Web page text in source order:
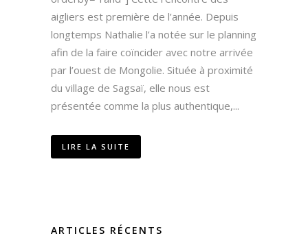
aigliers est première de l’année. Depuis
longtemps Nathalie l’a notée sur le planning
afin de la faire coïncider avec notre arrivée
par l’ouest de Mongolie. Située à proximité
du village de Sagsaï, elle nous est
présentée comme la plus authentique,...
LIRE LA SUITE
ARTICLES RÉCENTS